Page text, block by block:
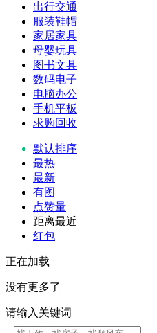
出行交通
服装鞋帽
家居家具
母婴玩具
图书文具
数码电子
电脑办公
手机平板
求购回收
默认排序
最热
最新
有图
点赞量
距离最近
红包
正在加载
没有更多了
请输入关键词